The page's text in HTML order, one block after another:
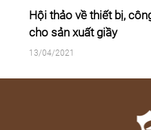
Hội thảo về thiết bị,
cho sản xuất giầy
13/04/2021